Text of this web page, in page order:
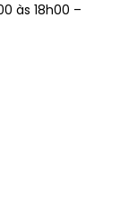
às 18h00 –